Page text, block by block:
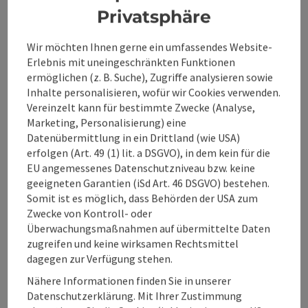
Beitrag merken : Galerie am Färberbach
Galerie am Färberbach
Auf rund 150 m² Ausstellungsfläche bietet die Galerie am
Färberbach neben Acrylarbeiten auch zahlreiche Unikate
anderer Kunstrichtungen und -techniken.
Steinbach an der Steyr
Telefon
+43 664 5142339
Öffnungszeiten
MOMontag geöffnet
DIDienstag geöffnet
MIMittwoch geöffnet
DODonnerstag geöffnet
FRFreitag geöffnet
SASamstag geöffnet
SOSonntag geöffnet
Beitrag merken : Stadtmuseum Steyr - Innerberger
Privatsphäre
Wir möchten Ihnen gerne ein umfassendes Website-
Erlebnis mit uneingeschränkten Funktionen
ermöglichen (z. B. Suche), Zugriffe analysieren sowie
Inhalte personalisieren, wofür wir Cookies verwenden.
Vereinzelt kann für bestimmte Zwecke (Analyse,
Marketing, Personalisierung) eine
Datenübermittlung in ein Drittland (wie USA)
erfolgen (Art. 49 (1) lit. a DSGVO), in dem kein für die
EU angemessenes Datenschutzniveau bzw. keine
geeigneten Garantien (iSd Art. 46 DSGVO) bestehen.
Somit ist es möglich, dass Behörden der USA zum
Zwecke von Kontroll- oder
Überwachungsmaßnahmen auf übermittelte Daten
zugreifen und keine wirksamen Rechtsmittel
dagegen zur Verfügung stehen.
Nähere Informationen finden Sie in unserer
Datenschutzerklärung. Mit Ihrer Zustimmung